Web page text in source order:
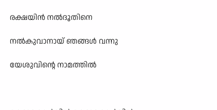
രക്ഷയിൻ നൽദൂതിനെ
നൽകുവാനായ് ഞങ്ങൾ വന്നു
യേശുവിന്റെ നാമത്തിൽ